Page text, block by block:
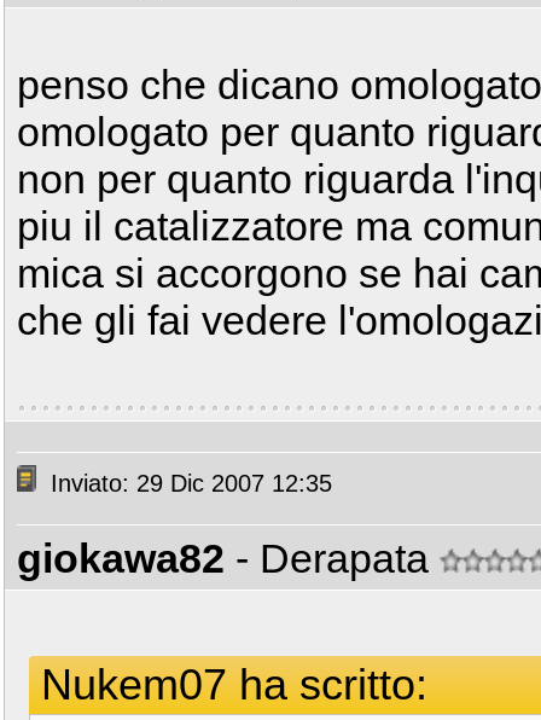
penso che dicano
omologato per quanto
non per quanto riguarda
piu il catalizzatore ma
mica si accorgono se hai
che gli fai vedere
Inviato: 29 Dic 2007 12:35
giokawa82 - Derapata
Nukem07 ha scritto: